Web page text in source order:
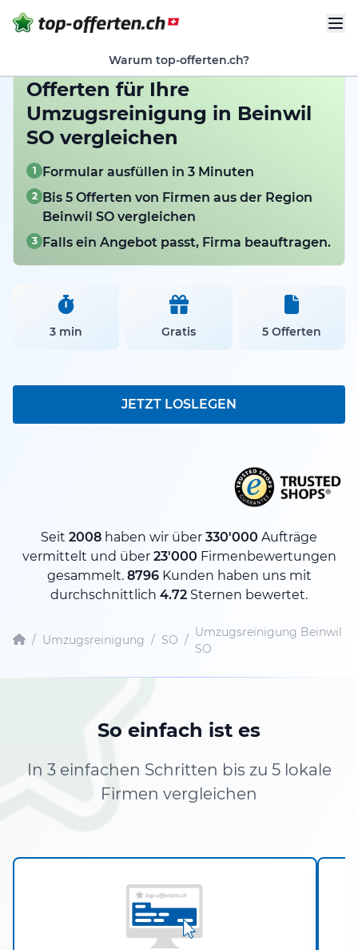
Warum top-offerten.ch?
Offerten für Ihre
Umzugsreinigung in Beinwil
SO vergleichen
1 Formular ausfüllen in 3 Minuten
2 Bis 5 Offerten von Firmen aus der Region
Beinwil SO vergleichen
3 Falls ein Angebot passt, Firma beauftragen.
3 min Gratis 5 Offerten
JETZT LOSLEGEN
Seit 2008 haben wir über 330'000 Aufträge
vermittelt und über 23'000 Firmenbewertungen
gesammelt. 8796Kunden haben uns mit
durchschnittlich 4.72 Sternen bewertet.
/ Umzugsreinigung / SO /
Umzugsreinigung Beinwil
SO
So einfach ist es
In 3 einfachen Schritten bis zu 5 lokale
Firmen vergleichen